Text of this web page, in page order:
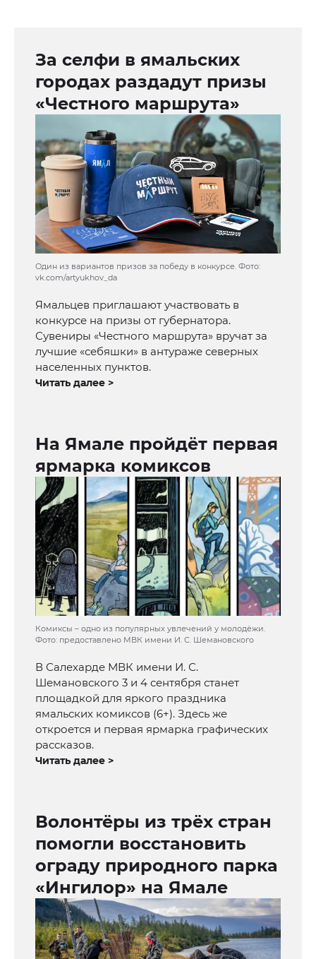
За селфи в ямальских
городах раздадут призы
«Честного маршрута»
Один из вариантов призов за победу в конкурсе. Фото:
vk.com/artyukhov_da
Ямальцев приглашают участвовать в
конкурсе на призы от губернатора.
Сувениры «Честного маршрута» вручат за
лучшие «себяшки» в антураже северных
населенных пунктов.
Читать далее >
На Ямале пройдёт первая
ярмарка комиксов
Комиксы – одно из популярных увлечений у молодёжи.
Фото: предоставлено МВК имени И. С. Шемановского
В Салехарде МВК имени И. С.
Шемановского 3 и 4 сентября станет
площадкой для яркого праздника
ямальских комиксов (6+). Здесь же
откроется и первая ярмарка графических
рассказов.
Читать далее >
Волонтёры из трёх стран
помогли восстановить
ограду природного парка
«Ингилор» на Ямале